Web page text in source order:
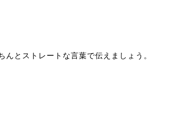
とストレートな言葉で伝えましょう。